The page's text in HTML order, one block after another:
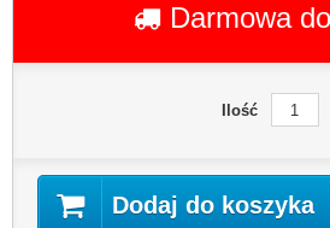
Darmowa
Ilość
Dodaj do koszyka